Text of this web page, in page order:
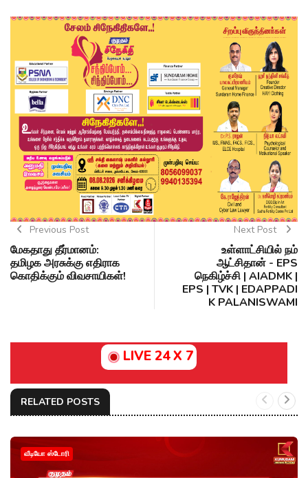
Previous Post
மேகதாது தீர்மானம்:
தமிழக அரசுக்கு எதிராக
கொதிக்கும் விவசாயிகள்!
Next Post
உள்ளாட்சியில் நம்
ஆட்சிதான் - EPS
நெகிழ்ச்சி | AIADMK |
EPS | TVK | EDAPPADI
K PALANISWAMI
LIVE 24 X 7
RELATED POSTS
வீடியோ ஸ்டோரி